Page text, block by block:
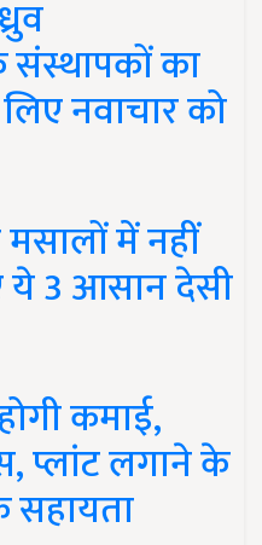
संस्थापकों का
नवाचार को
में नहीं
ये 3 आसान देसी
कमाई,
प्लांट लगाने के
सहायता